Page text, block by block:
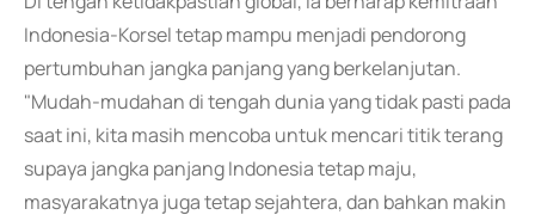
Indonesia-Korsel tetap mampu menjadi pendorong
pertumbuhan jangka panjang yang berkelanjutan.
"Mudah-mudahan di tengah dunia yang tidak pasti pada
saat ini, kita masih mencoba untuk mencari titik terang
supaya jangka panjang Indonesia tetap maju,
masyarakatnya juga tetap sejahtera, dan bahkan makin